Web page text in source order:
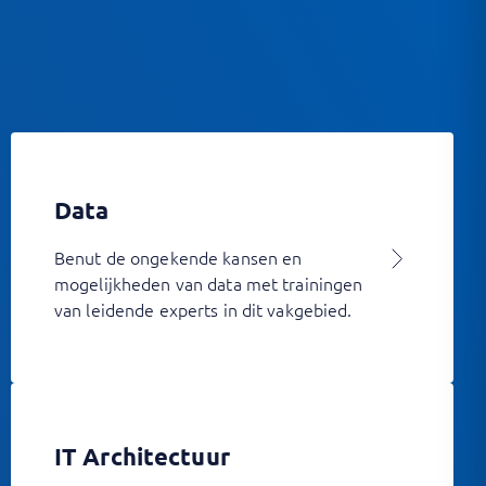
Data
Benut de ongekende kansen en
mogelijkheden van data met trainingen
van leidende experts in dit vakgebied.
IT Architectuur